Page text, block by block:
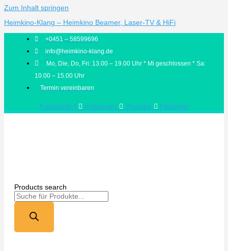
Zum Inhalt springen
Heimkino-Klang – Heimkino Beamer, Laser-TV & HiFi
+0451 – 58599696
info@heimkino-klang.de
Mo, Die, Do, Fri: 13.00 – 19.00 Uhr * Mi geschlossen * Sa:
10.00 – 15.00 Uhr
Termin vereinbaren
Facebook-f Instagram Youtube Pinterest
Products search